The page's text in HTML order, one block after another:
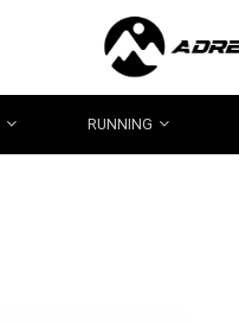
RUNNING